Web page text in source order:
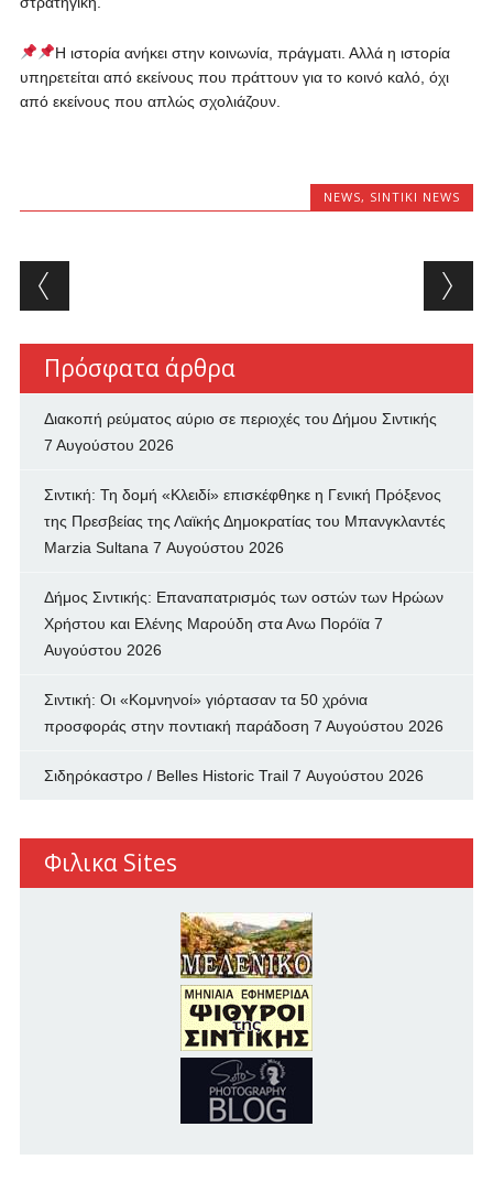
Η ιστορία ανήκει στην κοινωνία, πράγματι. Αλλά η ιστορία
υπηρετείται από εκείνους που πράττουν για το κοινό καλό, όχι
από εκείνους που απλώς σχολιάζουν.
NEWS, SINTIKI NEWS
Post navigation
Πρόσφατα άρθρα
Διακοπή ρεύματος αύριο σε περιοχές του Δήμου Σιντικής
7 Αυγούστου 2026
Σιντική: Τη δομή «Κλειδί» επισκέφθηκε η Γενική Πρόξενος
της Πρεσβείας της Λαϊκής Δημοκρατίας του Μπανγκλαντές
Marzia Sultana 7 Αυγούστου 2026
Δήμος Σιντικής: Επαναπατρισμός των oστών των Ηρώων
Χρήστου και Ελένης Μαρούδη στα Ανω Πορόϊα 7
Αυγούστου 2026
Σιντική: Οι «Κομνηνοί» γιόρτασαν τα 50 χρόνια
προσφοράς στην ποντιακή παράδοση 7 Αυγούστου 2026
Σιδηρόκαστρο / Belles Historic Trail 7 Αυγούστου 2026
Φιλικα Sites